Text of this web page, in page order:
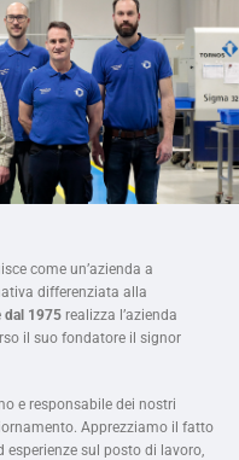
come un’azienda a
differenziata alla
dal 1975 realizza l’azienda
il suo fondatore il signor
e responsabile dei nostri
Apprezziamo il fatto
sul posto di lavoro,